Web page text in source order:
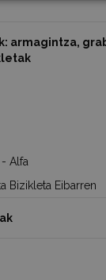
armagintza,
Alfa
Bizikleta Eibarren